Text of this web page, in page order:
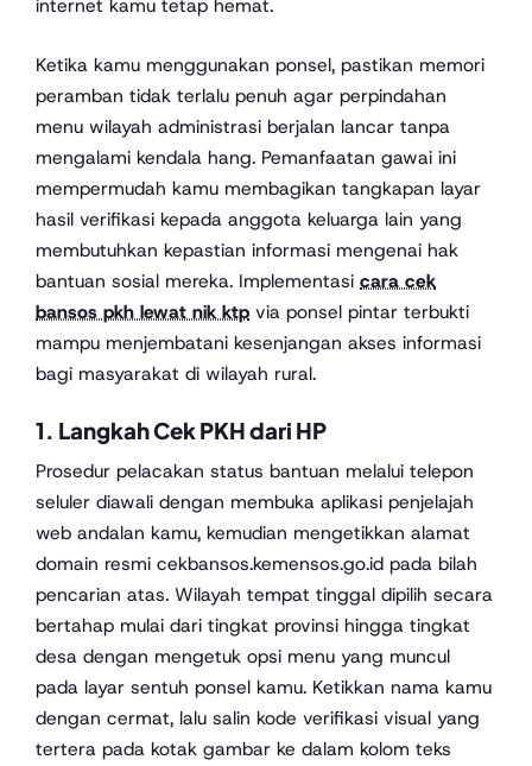
internet kamu tetap hemat.
Ketika kamu menggunakan ponsel, pastikan memori
peramban tidak terlalu penuh agar perpindahan
menu wilayah administrasi berjalan lancar tanpa
mengalami kendala hang. Pemanfaatan gawai ini
mempermudah kamu membagikan tangkapan layar
hasil verifikasi kepada anggota keluarga lain yang
membutuhkan kepastian informasi mengenai hak
bantuan sosial mereka. Implementasi cara cek
bansos pkh lewat nik ktp via ponsel pintar terbukti
mampu menjembatani kesenjangan akses informasi
bagi masyarakat di wilayah rural.
1. Langkah Cek PKH dari HP
Prosedur pelacakan status bantuan melalui telepon
seluler diawali dengan membuka aplikasi penjelajah
web andalan kamu, kemudian mengetikkan alamat
domain resmi cekbansos.kemensos.go.id pada bilah
pencarian atas. Wilayah tempat tinggal dipilih secara
bertahap mulai dari tingkat provinsi hingga tingkat
desa dengan mengetuk opsi menu yang muncul
pada layar sentuh ponsel kamu. Ketikkan nama kamu
dengan cermat, lalu salin kode verifikasi visual yang
tertera pada kotak gambar ke dalam kolom teks